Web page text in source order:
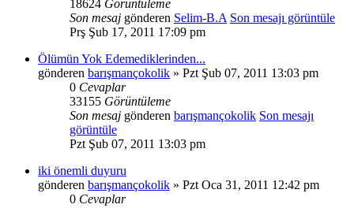
18624 Görüntüleme
Son mesaj gönderen Selim-B.A Son mesajı görüntüle
Prş Şub 17, 2011 17:09 pm
Ölümün Yok Edemediklerinden...
gönderen barışmançokolik » Pzt Şub 07, 2011 13:03 pm
0 Cevaplar
33155 Görüntüleme
Son mesaj gönderen barışmançokolik Son mesajı
görüntüle
Pzt Şub 07, 2011 13:03 pm
iki önemli duyuru
gönderen barışmançokolik » Pzt Oca 31, 2011 12:42 pm
0 Cevaplar